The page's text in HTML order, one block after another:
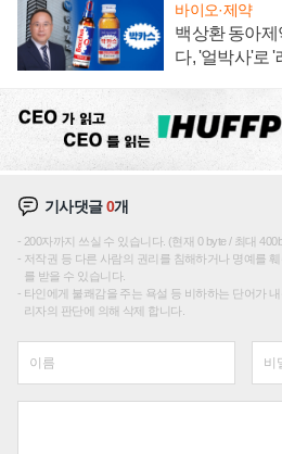
바이오·제약
백상환 동아제
다, '얼박사'로
기사댓글0개
200자까지 쓰실 수 있습니다. (현재 0 byte / 최대
저작권 등 다른 사람의 권리를 침해하거나 명예를
를 받을 수 있습니다.
타인에게 불쾌감을 주는 욕설 등 비하하는 단어가
리자의 판단에 의해 삭제 합니다.